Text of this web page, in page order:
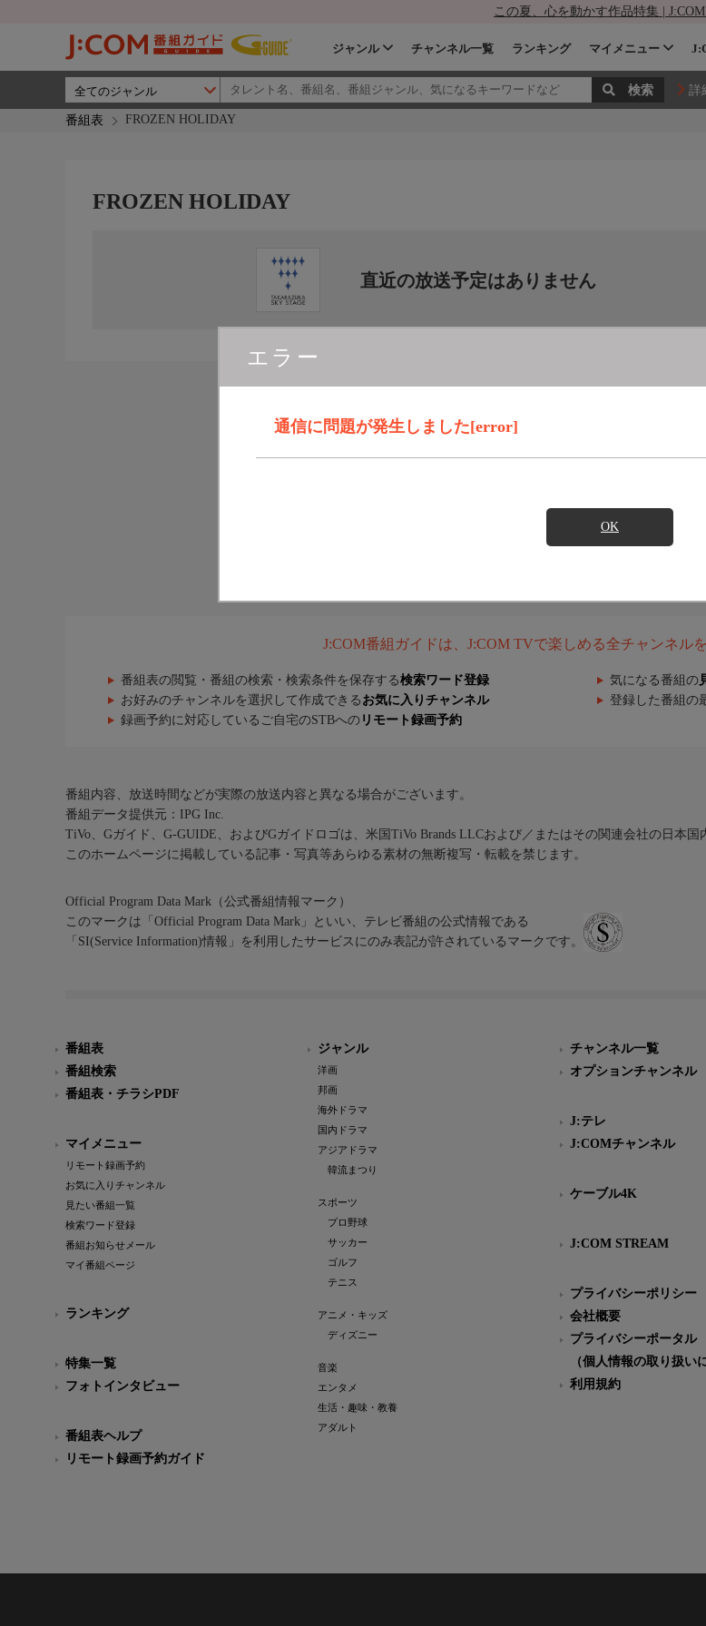
この夏、心を動かす作品特集 |
ジャンル チャンネル一覧 ランキング マイメニュー
詳
番組表 FROZEN HOLIDAY
エラー
通信に問題が発生しました[error]
OK
FROZEN HOLIDAY
直近の放送予定はありません
J:COM番組ガイドは、J:COM TVで楽しめる全チャンネル
番組表の閲覧・番組の検索・検索条件を保存する検索ワード登録 気になる番組の
お好みのチャンネルを選択して作成できる お気に入りチャンネル 登録した番組の
録画予約に対応しているご自宅のSTBへの リモート録画予約
番組内容、放送時間などが実際の放送内容と異なる場合がございます。
番組データ提供元：IPG Inc.
TiVo、Gガイド、G-GUIDE、およびGガイドロゴは、米国TiVo Brands LLCおよび／またはその関連会社の日本国
このホームページに掲載している記事・写真等あらゆる素材の無断複写・転載を禁じます。
Official Program Data Mark（公式番組情報マーク）
このマークは「Official Program Data Mark」といい、テレビ番組の公式情報である
「SI(Service Information)情報」を利用したサービスにのみ表記が許されているマークです。
番組表
番組検索
番組表・チラシPDF
マイメニュー
リモート録画予約
お気に入りチャンネル
見たい番組一覧
検索ワード登録
番組お知らせメール
マイ番組ページ
ランキング
特集一覧
フォトインタビュー
番組表ヘルプ
リモート録画予約ガイド
ジャンル
洋画
邦画
海外ドラマ
国内ドラマ
アジアドラマ
韓流まつり
スポーツ
プロ野球
サッカー
ゴルフ
テニス
アニメ・キッズ
ディズニー
音楽
エンタメ
生活・趣味・教養
アダルト
チャンネル一覧
オプションチャンネル
J:テレ
J:COMチャンネル
ケーブル4K
J:COM STREAM
プライバシーポリシー
会社概要
プライバシーポータル
（個人情報の取り扱い
利用規約